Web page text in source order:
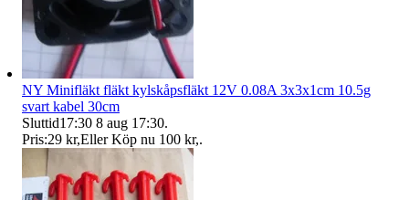
NY Minifläkt fläkt kylskåpsfläkt 12V 0.08A 3x3x1cm 10.5g
svart kabel 30cm
Sluttid17:30 8 aug 17:30.
Pris:29 kr,Eller Köp nu 100 kr,.